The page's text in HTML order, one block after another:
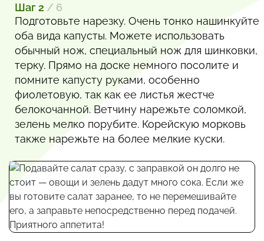
Шаг 2 / 6
Подготовьте нарезку. Очень тонко нашинкуйте
оба вида капусты. Можете использовать
обычный нож, специальный нож для шинковки,
терку. Прямо на доске немного посолите и
помните капусту руками, особенно
фиолетовую, так как ее листья жестче
белокочанной. Ветчину нарежьте соломкой,
зелень мелко порубите. Корейскую морковь
также нарежьте на более мелкие куски.